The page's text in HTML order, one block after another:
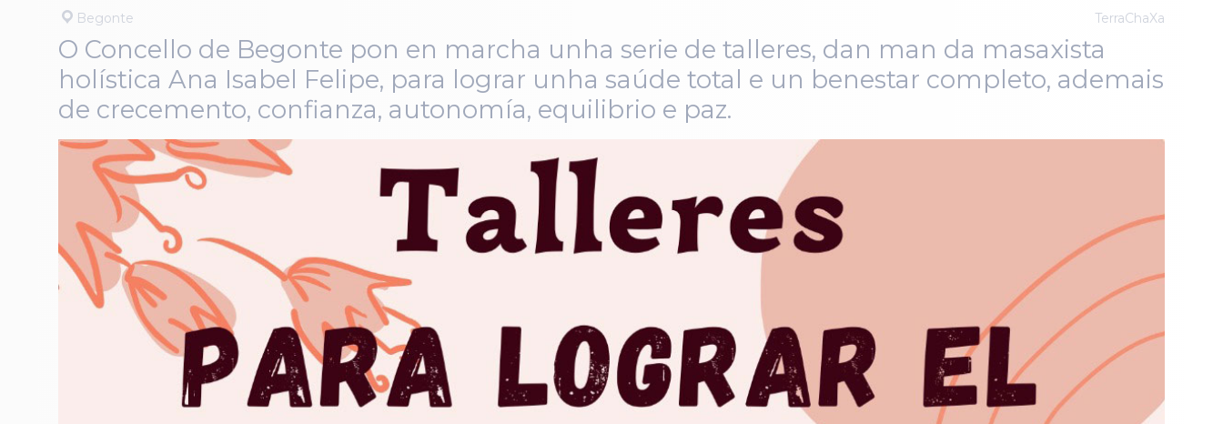
Begonte TerraChaXa
O Concello de Begonte pon en marcha unha serie de talleres, dan man da masaxista
holística Ana Isabel Felipe, para lograr unha saúde total e un benestar completo, ademais
de crecemento, confianza, autonomía, equilibrio e paz.